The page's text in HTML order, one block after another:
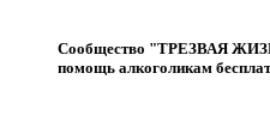
Сообщество "ТРЕЗВАЯ
​помощь алкоголикам